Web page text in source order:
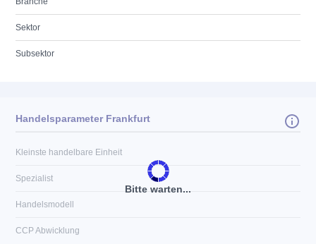
Sektor
Subsektor
Bitte warten...
Handelsparameter Frankfurt
Kleinste handelbare Einheit
Spezialist
Handelsmodell
CCP Abwicklung